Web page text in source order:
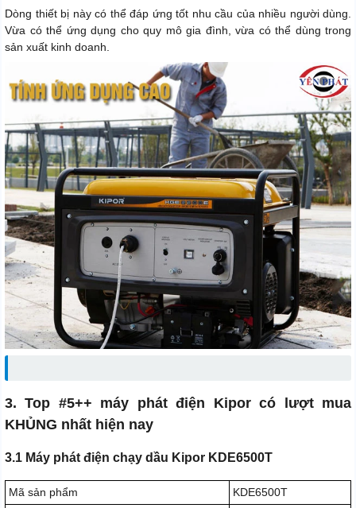
Dòng thiết bị này có thể đáp ứng tốt nhu cầu của nhiều người dùng.
Vừa có thể ứng dụng cho quy mô gia đình, vừa có thể dùng trong
sản xuất kinh doanh.
3. Top #5++ máy phát điện Kipor có lượt mua
KHỦNG nhất hiện nay
3.1 Máy phát điện chạy dầu Kipor KDE6500T
Mã sản phẩm
KDE6500T